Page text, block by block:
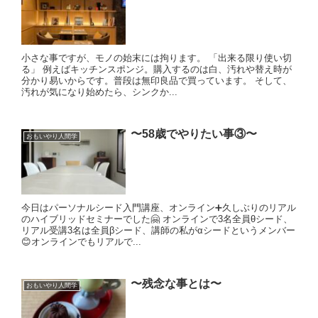
小さな事ですが、モノの始末には拘ります。 「出来る限り使い切
る」 例えばキッチンスポンジ。購入するのは白、汚れや替え時が
分かり易いからです。普段は無印良品で買っています。 そして、
汚れが気になり始めたら、シンクか...
おもいやり人間学 〜58歳でやりたい事③〜
今日はパーソナルシード入門講座、オンライン➕久しぶりのリアル
のハイブリッドセミナーでした🤗 オンラインで3名全員θシード、
リアル受講3名は全員βシード、講師の私がαシードというメンバー
😊オンラインでもリアルで...
おもいやり人間学 〜残念な事とは〜